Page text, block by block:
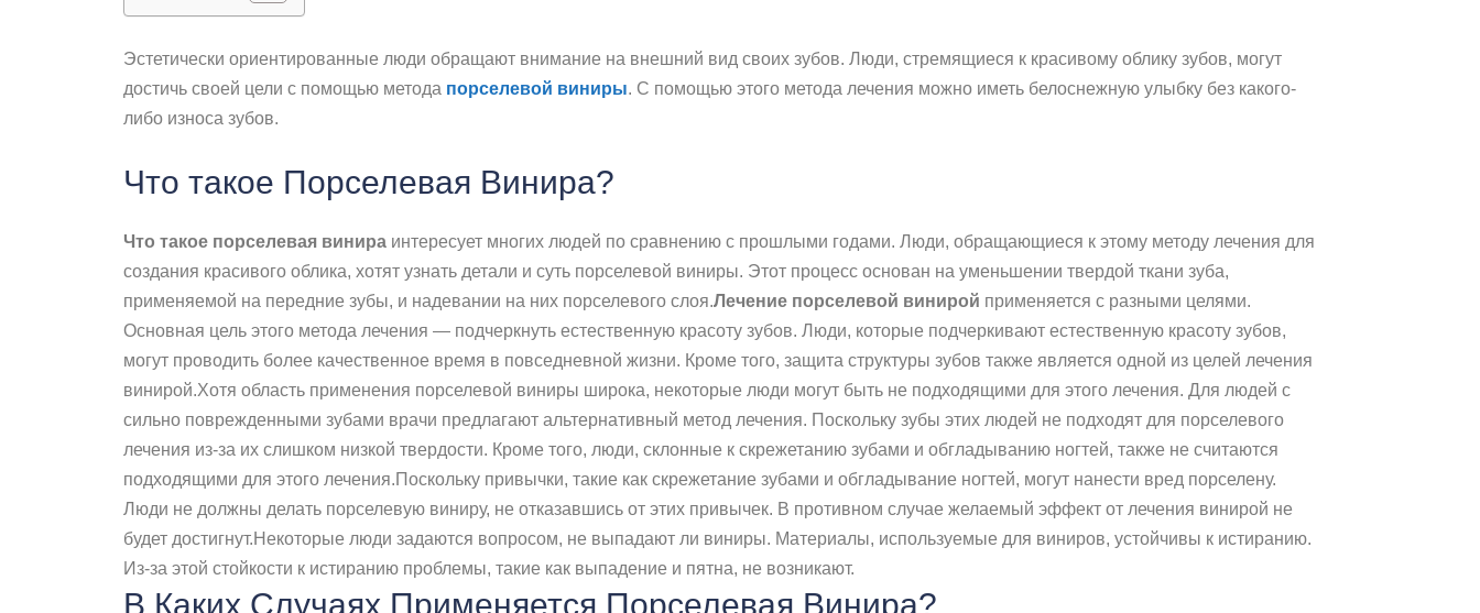
Эстетически ориентированные люди обращают внимание на внешний вид своих зубов. Люди, стремящиеся к красивому облику зубов, могут
достичь своей цели с помощью метода порселевой виниры. С помощью этого метода лечения можно иметь белоснежную улыбку без какого-
либо износа зубов.
Что такое Порселевая Винира?
Что такое порселевая винира интересует многих людей по сравнению с прошлыми годами. Люди, обращающиеся к этому методу лечения для
создания красивого облика, хотят узнать детали и суть порселевой виниры. Этот процесс основан на уменьшении твердой ткани зуба,
применяемой на передние зубы, и надевании на них порселевого слоя.Лечение порселевой винирой применяется с разными целями.
Основная цель этого метода лечения — подчеркнуть естественную красоту зубов. Люди, которые подчеркивают естественную красоту зубов,
могут проводить более качественное время в повседневной жизни. Кроме того, защита структуры зубов также является одной из целей лечения
винирой.Хотя область применения порселевой виниры широка, некоторые люди могут быть не подходящими для этого лечения. Для людей с
сильно поврежденными зубами врачи предлагают альтернативный метод лечения. Поскольку зубы этих людей не подходят для порселевого
лечения из-за их слишком низкой твердости. Кроме того, люди, склонные к скрежетанию зубами и обгладыванию ногтей, также не считаются
подходящими для этого лечения.Поскольку привычки, такие как скрежетание зубами и обгладывание ногтей, могут нанести вред порселену.
Люди не должны делать порселевую виниру, не отказавшись от этих привычек. В противном случае желаемый эффект от лечения винирой не
будет достигнут.Некоторые люди задаются вопросом, не выпадают ли виниры. Материалы, используемые для виниров, устойчивы к истиранию.
Из-за этой стойкости к истиранию проблемы, такие как выпадение и пятна, не возникают.
В Каких Случаях Применяется Порселевая Винира?